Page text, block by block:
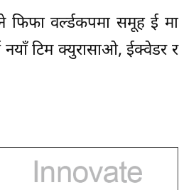
फिफा वर्ल्डकपमा समूह ई मा
नयाँ टिम क्युरासाओ, ईक्वेडर र